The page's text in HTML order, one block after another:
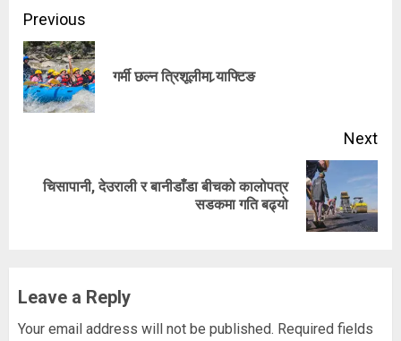
Continue
Reading
Previous
गर्मी छल्न त्रिशूलीमा र्‍याफ्टिङ
Next
Nextचिसापानी, देउराली र बानीडाँडा बीचको कालोपत्र
सडकमा गति बढ्यो
Leave a Reply
Your email address will not be published. Required fields